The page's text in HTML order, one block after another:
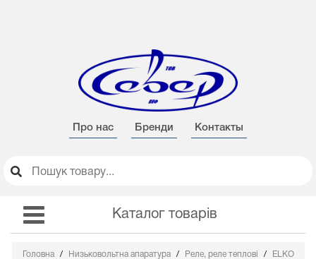
Про нас Бренди Контакты
Каталог товарів
Головна Низьковольтна апаратура Реле, реле теплові ELKO